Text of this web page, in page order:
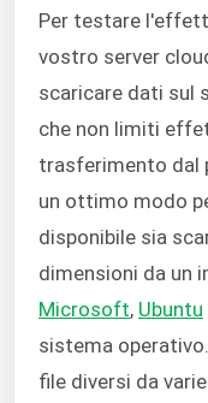
Per testare
vostro server
scaricare dati sul
che non limiti
trasferimento dal
un ottimo modo
disponibile sia
dimensioni da un
Microsoft, Ubuntu
sistema
file diversi da